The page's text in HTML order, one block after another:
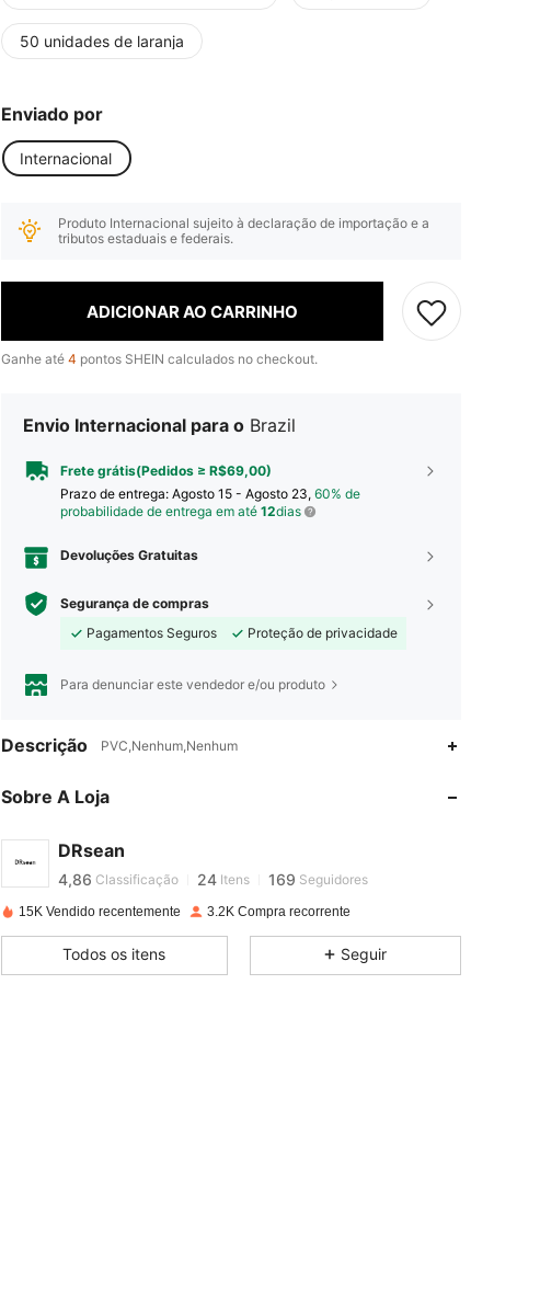
50 unidades de laranja
Enviado por
Internacional
Produto Internacional sujeito à declaração de importação e a
tributos estaduais e federais.
ADICIONAR AO CARRINHO
Ganhe até 4 pontos SHEIN calculados no checkout.
Envio Internacional para o Brazil
Frete grátis(Pedidos ≥ R$69,00)
Prazo de entrega: Agosto 15 - Agosto 23, 60% de
probabilidade de entrega em até 12dias
Devoluções Gratuitas
Segurança de compras
Pagamentos Seguros
Proteção de privacidade
Para denunciar este vendedor e/ou produto
Descrição PVC,Nenhum,Nenhum
Sobre A Loja
DRsean
4,86 24
4,86 Classificação 24 Itens 169 Seguidores
4,86
15K Vendido recentemente 3.2K Compra recorrente
Todos os itens Seguir